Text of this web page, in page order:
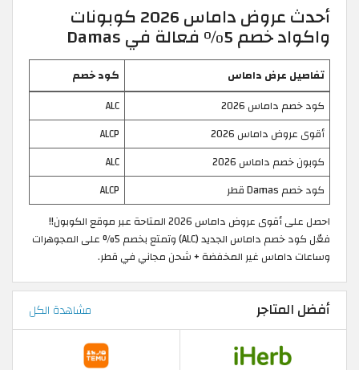
أحدث عروض داماس 2026 كوبونات
واكواد خصم 5% فعالة في Damas
تفاصيل عرض داماس
كود خصم
كود خصم داماس 2026
ALC
أقوى عروض داماس 2026
ALCP
كوبون خصم داماس 2026
ALC
كود خصم Damas قطر
ALCP
احصل على أقوى عروض داماس 2026 المتاحة عبر موقع الكوبون!!
فعّل كود خصم داماس الجديد (ALC) وتمتع بخصم 5% على المجوهرات
وساعات داماس غير المخفضة + شحن مجاني في قطر.
أفضل المتاجر مشاهدة الكل